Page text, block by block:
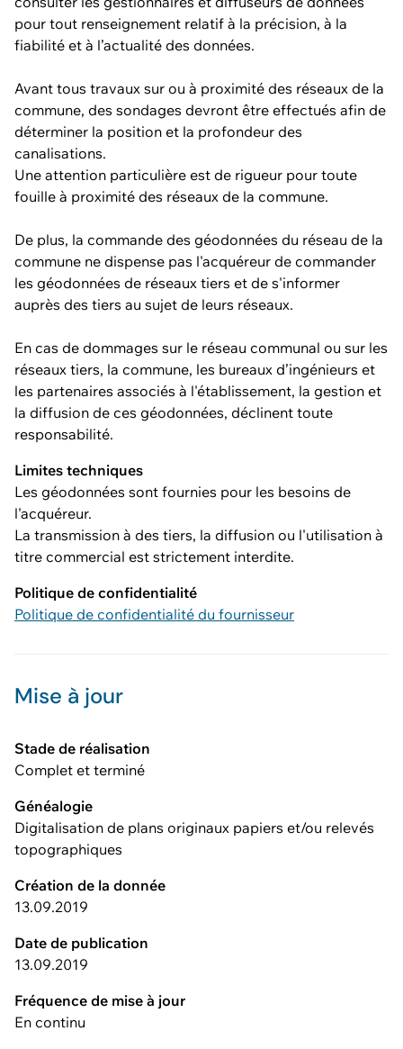
pour tout renseignement relatif à la précision, à la
fiabilité et à l’actualité des données.
Avant tous travaux sur ou à proximité des réseaux de la
commune, des sondages devront être effectués afin de
déterminer la position et la profondeur des
canalisations.
Une attention particulière est de rigueur pour toute
fouille à proximité des réseaux de la commune.
De plus, la commande des géodonnées du réseau de la
commune ne dispense pas l'acquéreur de commander
les géodonnées de réseaux tiers et de s'informer
auprès des tiers au sujet de leurs réseaux.
En cas de dommages sur le réseau communal ou sur les
réseaux tiers, la commune, les bureaux d’ingénieurs et
les partenaires associés à l'établissement, la gestion et
la diffusion de ces géodonnées, déclinent toute
responsabilité.
Limites techniques
Les géodonnées sont fournies pour les besoins de
l'acquéreur.
La transmission à des tiers, la diffusion ou l'utilisation à
titre commercial est strictement interdite.
Politique de confidentialité
Politique de confidentialité du fournisseur
Mise à jour
Stade de réalisation
Complet et terminé
Généalogie
Digitalisation de plans originaux papiers et/ou relevés
topographiques
Création de la donnée
13.09.2019
Date de publication
13.09.2019
Fréquence de mise à jour
En continu